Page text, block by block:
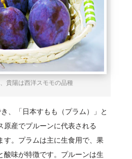
貴陽は西洋スモモの品種
、「日本すもも（プラム）」と
原産でプルーンに代表される
す。プラムは主に生食用で、果
酸味が特徴です。プルーンは生